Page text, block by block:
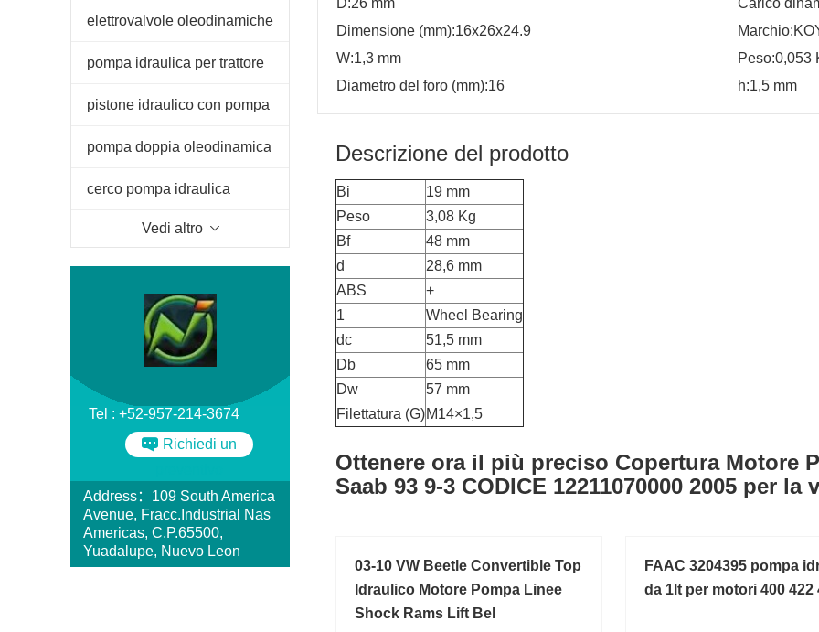
elettrovalvole oleodinamiche
pompa idraulica per trattore
fiat
pistone idraulico con pompa
manuale
pompa doppia oleodinamica
per spaccalegna
cerco pompa idraulica
Vedi altro
Tel : +52-957-214-3674
Richiedi un
Address：109 South America
Avenue, Fracc.Industrial Nas
Americas, C.P.65500,
Yuadalupe, Nuevo Leon
D:26 mm
Carico
Dimensione (mm):16x26x24.9
W:1,3 mm
Peso:0,053
Diametro del foro (mm):16
h:1,5 mm
Descrizione del prodotto
Bi
19 mm
Peso
3,08 Kg
Bf
48 mm
d
28,6 mm
ABS
+
1
Wheel Bearing
dc
51,5 mm
Db
65 mm
Dw
57 mm
Filettatura (G)M14×1,5
Ottenere ora il più preciso Copertura Motore
Saab 93 9-3 CODICE 12211070000 2005 per
03-10 VW Beetle Convertible Top
Idraulico Motore Pompa Linee
Shock Rams Lift Bel
FAAC 3204395 pompa
da 1lt per motori 400 422